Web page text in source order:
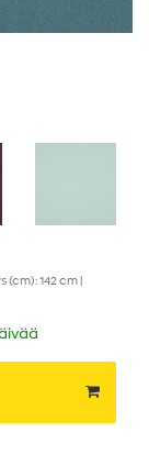
(cm): 142 cm |